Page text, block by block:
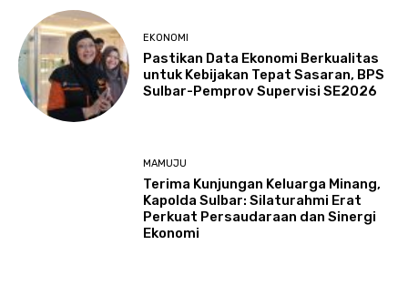
EKONOMI
Pastikan Data Ekonomi Berkualitas
untuk Kebijakan Tepat Sasaran, BPS
Sulbar-Pemprov Supervisi SE2026
MAMUJU
Terima Kunjungan Keluarga Minang,
Kapolda Sulbar: Silaturahmi Erat
Perkuat Persaudaraan dan Sinergi
Ekonomi